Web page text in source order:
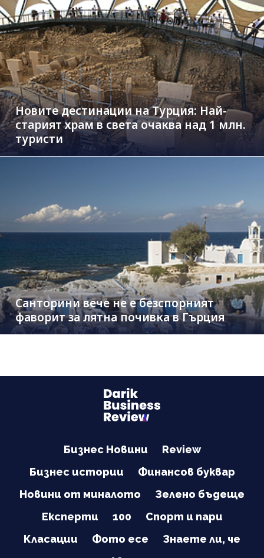
Новите дестинации на Турция: Най-
старият храм в света очаква над 1 млн.
туристи
Санторини вече не е безспорният
фаворит за лятна почивка в Гърция
Бизнес Новини
Review
Бизнес истории
Финансов буквар
Новини от миналото
Зелено бъдеще
Експерти
100
Спорт и пари
Класации
Фото есе
Знаете ли, че